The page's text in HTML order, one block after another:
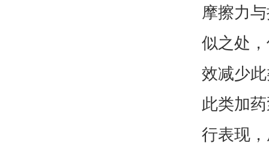
摩擦力
似之处
效减少
此类加
行表现